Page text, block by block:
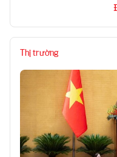
Thị trường